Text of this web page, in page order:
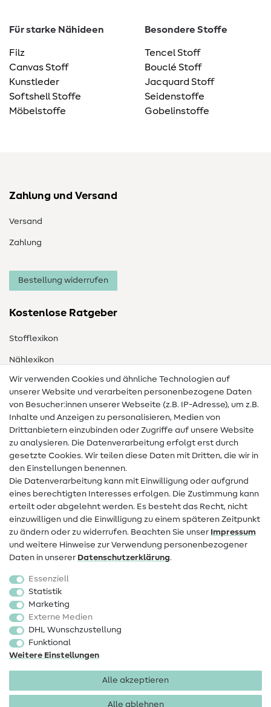
Für starke Nähideen
Filz
Canvas Stoff
Kunstleder
Softshell Stoffe
Möbelstoffe
Besondere Stoffe
Tencel Stoff
Bouclé Stoff
Jacquard Stoff
Seidenstoffe
Gobelinstoffe
Zahlung und Versand
Versand
Zahlung
Bestellung widerrufen
Kostenlose Ratgeber
Stofflexikon
Nählexikon
Nähanleitungen
Hilfe & Kontakt
Kontakt
Infos zum Betreiberwechsel
Widerrufsrecht
Beliebt
Stoffe
Sale
Schnittmuster
Wir verwenden Cookies und ähnliche Technologien auf
unserer Website und verarbeiten personenbezogene Daten
von Besucher:innen unserer Webseite (z.B. IP-Adresse), um z.B.
Inhalte und Anzeigen zu personalisieren, Medien von
Drittanbietern einzubinden oder Zugriffe auf unsere Website
zu analysieren. Die Datenverarbeitung erfolgt erst durch
gesetzte Cookies. Wir teilen diese Daten mit Dritten, die wir in
den Einstellungen benennen.
Die Datenverarbeitung kann mit Einwilligung oder aufgrund
eines berechtigten Interesses erfolgen. Die Zustimmung kann
erteilt oder abgelehnt werden. Es besteht das Recht, nicht
einzuwilligen und die Einwilligung zu einem späteren Zeitpunkt
zu ändern oder zu widerrufen. Beachten Sie unser Impressum
und weitere Hinweise zur Verwendung personenbezogener
Daten in unserer Daten­schutz­erklärung.
Essenziell
Statistik
Marketing
Externe Medien
DHL Wunschzustellung
Funktional
Weitere Einstellungen
Alle akzeptieren
Alle ablehnen
Impressum Datenschutz
AGB